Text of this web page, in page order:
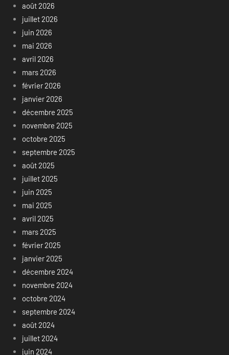
août 2026
juillet 2026
juin 2026
mai 2026
avril 2026
mars 2026
février 2026
janvier 2026
décembre 2025
novembre 2025
octobre 2025
septembre 2025
août 2025
juillet 2025
juin 2025
mai 2025
avril 2025
mars 2025
février 2025
janvier 2025
décembre 2024
novembre 2024
octobre 2024
septembre 2024
août 2024
juillet 2024
juin 2024